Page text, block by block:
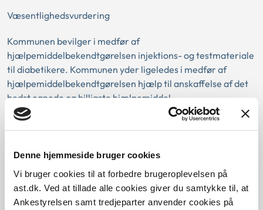
Denne hjemmeside bruger cookies
Vi bruger cookies til at forbedre brugeroplevelsen på
ast.dk. Ved at tillade alle cookies giver du samtykke til, at
Ankestyrelsen samt tredjeparter anvender cookies på
Væsentlighedsvurdering
Kommunen bevilger i medfør af
hjælpemiddelbekendtgørelsen injektions- og testmateriale
til diabetikere. Kommunen yder ligeledes i medfør af
hjælpemiddelbekendtgørelsen hjælp til anskaffelse af det
bedst egnede og billigste hjælpemiddel.
Vurderer kommunen, at glukosemålingssystemet er et
individuel vurdering, om produktet i væsentlig grad
testmateriale kan afhjælpe borgerens varige følger af den
nedsatte funktionsevne.